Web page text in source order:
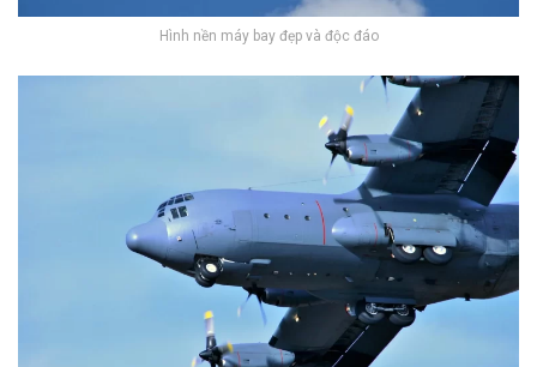
Hình nền máy bay đẹp và độc đáo